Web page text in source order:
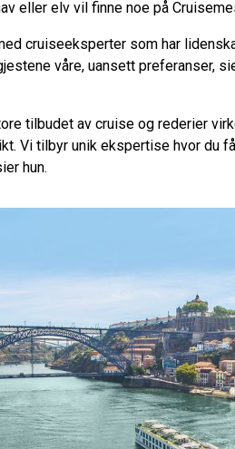
eller elv vil finne noe på
cruiseeksperter som har
våre, uansett preferanser,
tilbudet av cruise og rederier
Vi tilbyr unik ekspertise hvor du
hun.